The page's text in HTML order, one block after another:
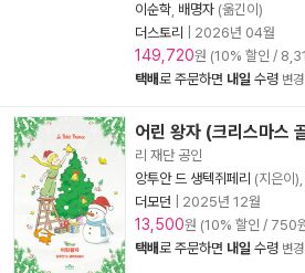
이순학 배명자 (옮긴이)
더스토리
2026년 04월
149,720원 (10% 할인 /
택배로 주문하면 내일 수령 변경
어린 왕자 (크리스마스
리 재단 공인
앙투안 드 생텍쥐페리 (지은이),
더모던
2025년 12월
13,500원 (10% 할인 / 750
택배로 주문하면 내일 수령 변경